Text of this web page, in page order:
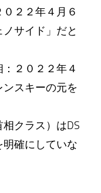
２２年４月６
サイド」だと
２０２２年４
スキーの元を
クラス）はDS
確にしていな